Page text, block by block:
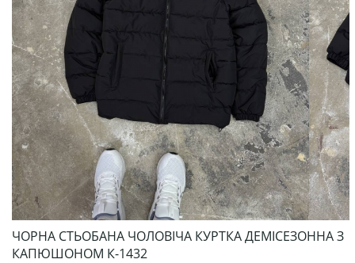
ЧОРНА СТЬОБАНА ЧОЛОВІЧА КУРТКА ДЕМІСЕЗОННА З
КАПЮШОНОМ К-1432